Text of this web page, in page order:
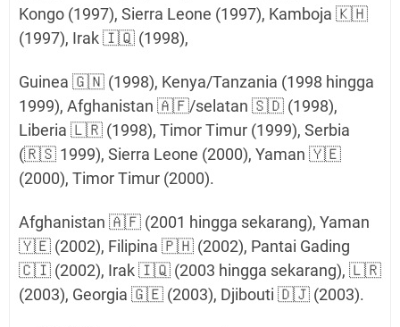
Kongo (1997), Sierra Leone (1997), Kamboja 🇰🇭
(1997), Irak 🇮🇶 (1998),
Guinea 🇬🇳 (1998), Kenya/Tanzania (1998 hingga
1999), Afghanistan 🇦🇫/selatan 🇸🇩 (1998),
Liberia 🇱🇷 (1998), Timor Timur (1999), Serbia
(🇷🇸 1999), Sierra Leone (2000), Yaman 🇾🇪
(2000), Timor Timur (2000).
Afghanistan 🇦🇫 (2001 hingga sekarang), Yaman
🇾🇪 (2002), Filipina 🇵🇭 (2002), Pantai Gading
🇨🇮 (2002), Irak 🇮🇶 (2003 hingga sekarang), 🇱🇷
(2003), Georgia 🇬🇪 (2003), Djibouti 🇩🇯 (2003).